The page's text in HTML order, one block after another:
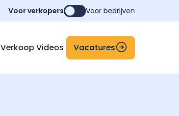
Voor verkopers Voor bedrijven
Verkoop Videos Vacatures